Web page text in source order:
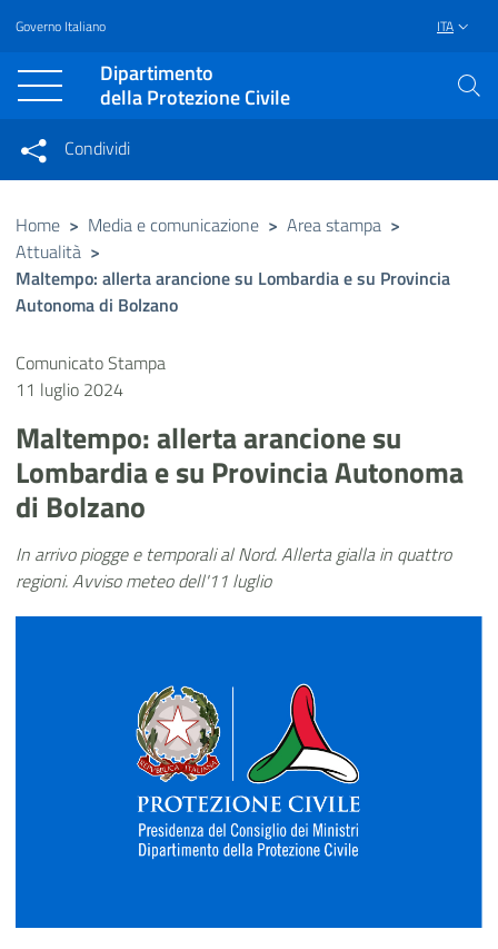
Vai al contenuto principale
Raggiungi il piè di pagina
Governo Italiano ITA
Dipartimento
della Protezione Civile
Condividi su Facebook
Condividi su Twitter
Condividi
Condividi sui social network
Home > Media e comunicazione > Area stampa >
Attualità >
Maltempo: allerta arancione su Lombardia e su Provincia
Autonoma di Bolzano
Comunicato Stampa
11 luglio 2024
Maltempo: allerta arancione su
Lombardia e su Provincia Autonoma
di Bolzano
In arrivo piogge e temporali al Nord. Allerta gialla in quattro
regioni. Avviso meteo dell'11 luglio